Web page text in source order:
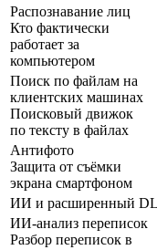
Распознавание лиц
Кто фактически
работает за
компьютером
Поиск по файлам на
клиентских машинах
Поисковый движок
по тексту в файлах
Антифото
Защита от съёмки
экрана смартфоном
ИИ и расширенный
ИИ-анализ переписок
Разбор переписок в